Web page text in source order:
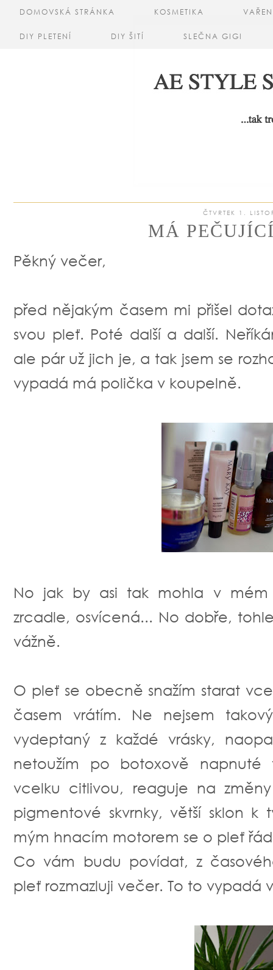
DOMOVSKÁ STRÁNKA KOSMETIKA
DIY PLETENÍ DIY ŠITÍ SLEČNA GIGI
ČTVRTEK 1.
MÁ
Pěkný večer,
před nějakým časem mi přišel
svou pleť. Poté další a další.
ale pár už jich je, a tak jsem se
vypadá má polička v koupelně.
No jak by asi tak mohla v
zrcadle, osvícená... No dobře,
vážně.
O pleť se obecně snažím starat
časem vrátím. Ne nejsem
vydeptaný z každé vrásky,
netoužím po botoxově
vcelku citlivou, reaguje na
pigmentové skvrnky, větší sklon
mým hnacím motorem se o pleť
Co vám budu povídat, z
pleť rozmazluji večer. To to vypadá